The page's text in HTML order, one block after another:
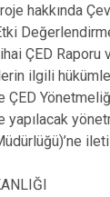
hakkında
ÇED
ilgili
yapılacak